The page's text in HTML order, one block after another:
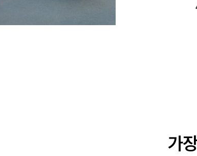
가